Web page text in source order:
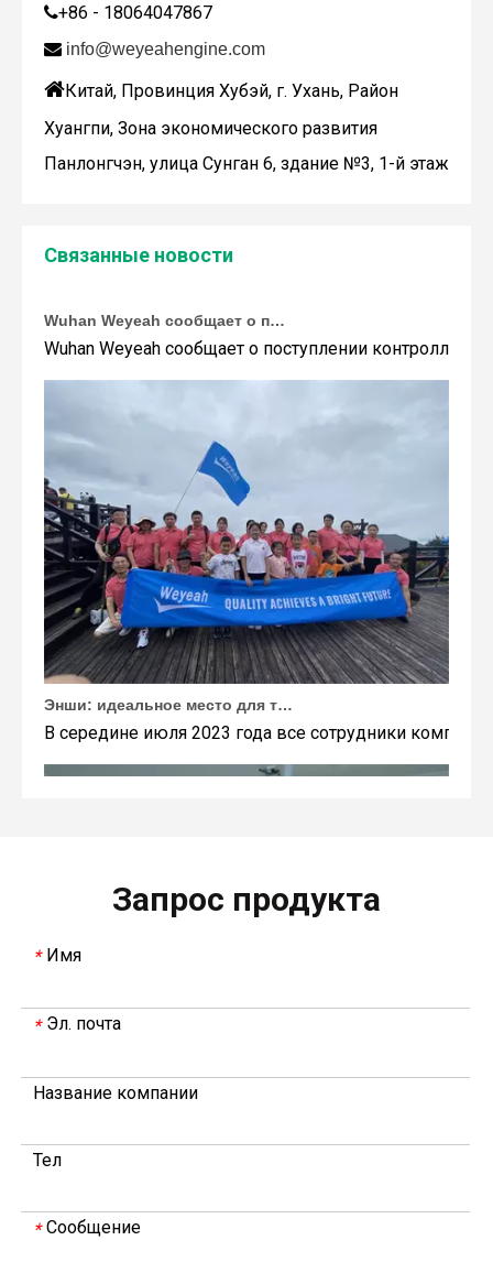
+86 - 18064047867
 info@weyeahengine.com
Китай, Провинция Хубэй, г. Ухань, Район
Хуангпи, Зона экономического развития
Панлонгчэн, улица Сунган 6, здание №3, 1-й этаж
Связанные новости
Wuhan Weyeah сообщает о поступлении
В середине июля 2023 года все сотрудники
В 2023 году Weyeah power провела важную ежегодную встречу в середине года в международном отеле Шичжоу в г. Энши.
Запрос продукта
* Имя
* Эл. почта
Название компании
Тел
* Сообщение